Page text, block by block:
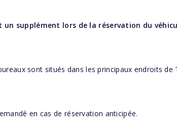
supplément lors de la réservation du
sont situés dans les principaux endroits
en cas de réservation anticipée.